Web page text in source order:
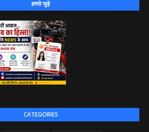
हमसे जुड़े
CATEGORIES